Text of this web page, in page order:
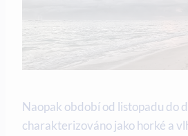
Naopak období od listopadu do
charakterizováno jako horké a